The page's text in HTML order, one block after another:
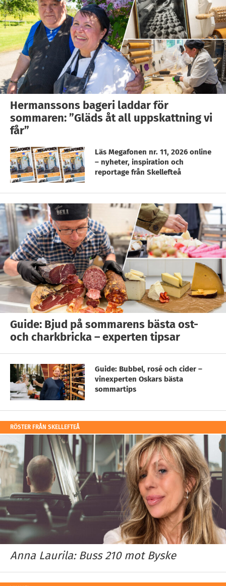
Hermanssons bageri laddar för
sommaren: ”Gläds åt all uppskattning vi
får”
Läs Megafonen nr. 11, 2026 online
– nyheter, inspiration och
reportage från Skellefteå
Guide: Bjud på sommarens bästa ost-
och charkbricka – experten tipsar
Guide: Bubbel, rosé och cider –
vinexperten Oskars bästa
sommartips
RÖSTER FRÅN SKELLEFTEÅ
Anna Laurila: Buss 210 mot Byske